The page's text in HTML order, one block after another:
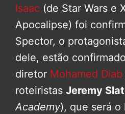
Isaac (de Star Wars e
Apocalipse) foi
Spector, o
dele, estão
diretor Mohamed Diab
roteiristas Jeremy
Academy), que será o